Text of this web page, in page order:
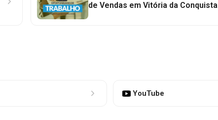
de Vendas em Vitória da Conquista
YouTube